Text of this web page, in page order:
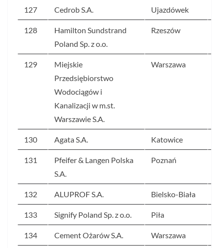
127 Cedrob S.A. Ujazdówek
128
Hamilton Sundstrand
Poland Sp. z o.o.
Rzeszów
129
Miejskie
Przedsiębiorstwo
Wodociągów i
Kanalizacji w m.st.
Warszawie S.A.
Warszawa
130 Agata S.A. Katowice
131
Pfeifer & Langen Polska
S.A.
Poznań
132 ALUPROF S.A. Bielsko-Biała
133 Signify Poland Sp. z o.o. Piła
134 Cement Ożarów S.A. Warszawa